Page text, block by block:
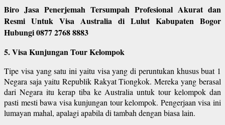
Biro Jasa Penerjemah Tersumpah Profesional Akurat dan
Resmi Untuk Visa Australia di Lulut Kabupaten Bogor
Hubungi 0877 2768 8883
5. Visa Kunjungan Tour Kelompok
Tipe visa yang satu ini yaitu visa yang di peruntukan khusus buat 1
Negara saja yaitu Republik Rakyat Tiongkok. Mereka yang berasal
dari Negara itu kerap tiba ke Australia untuk tour kelompok dan
pasti mesti bawa visa kunjungan tour kelompok. Pengerjaan visa ini
lumayan mahal, apalagi apabila di tambah dengan biasa lain.